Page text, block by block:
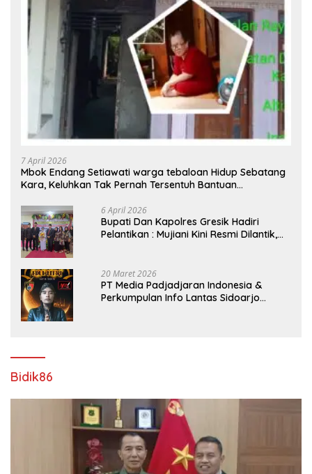
7 April 2026
Mbok Endang Setiawati warga tebaloan Hidup Sebatang
Kara, Keluhkan Tak Pernah Tersentuh Bantuan
6 April 2026
​Bupati Dan Kapolres Gresik Hadiri
Pelantikan : Mujiani Kini Resmi Dilantik,
20 Maret 2026
PT Media Padjadjaran Indonesia &
Perkumpulan Info Lantas Sidoarjo
Bidik86